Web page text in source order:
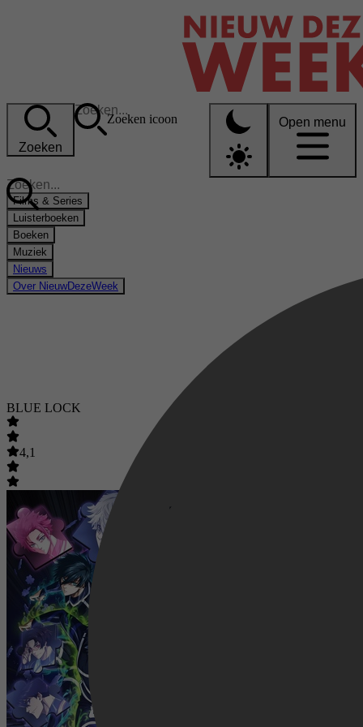
Zoeken
Zoeken icoon Open menu
Films & Series
Luisterboeken
Boeken
Muziek
Nieuws
Over NieuwDezeWeek
BLUE LOCK
4,1